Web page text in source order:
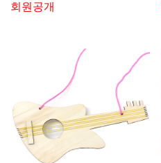
회원공개